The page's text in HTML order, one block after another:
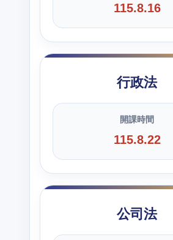
115.8.16
行政法
開課時間
115.8.22
公司法